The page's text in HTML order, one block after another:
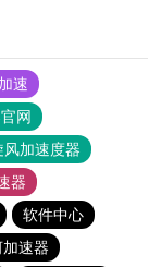
速
网
风加速度器
器
软件中心
速器